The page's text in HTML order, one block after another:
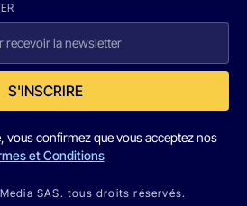
S'INSCRIRE
vous confirmez que vous acceptez nos
et Conditions
SAS. tous droits réservés.